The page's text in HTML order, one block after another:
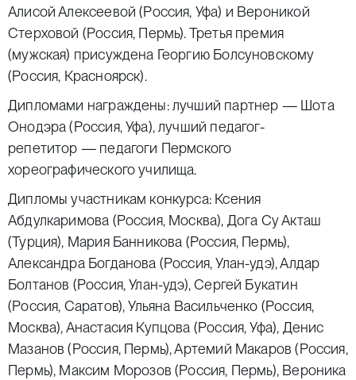
Алисой Алексеевой (Россия, Уфа) и Вероникой
Стерховой (Россия, Пермь). Третья премия
(мужская) присуждена Георгию Болсуновскому
(Россия, Красноярск).
Дипломами награждены: лучший партнер — Шота
Онодэра (Россия, Уфа), лучший педагог-
репетитор — педагоги Пермского
хореографического училища.
Дипломы участникам конкурса: Ксения
Абдулкаримова (Россия, Москва), Дога Су Акташ
(Турция), Мария Банникова (Россия, Пермь),
Александра Богданова (Россия, Улан-удэ), Алдар
Болтанов (Россия, Улан-удэ), Сергей Букатин
(Россия, Саратов), Ульяна Васильченко (Россия,
Москва), Анастасия Купцова (Россия, Уфа), Денис
Мазанов (Россия, Пермь), Артемий Макаров (Россия,
Пермь), Максим Морозов (Россия, Пермь), Вероника